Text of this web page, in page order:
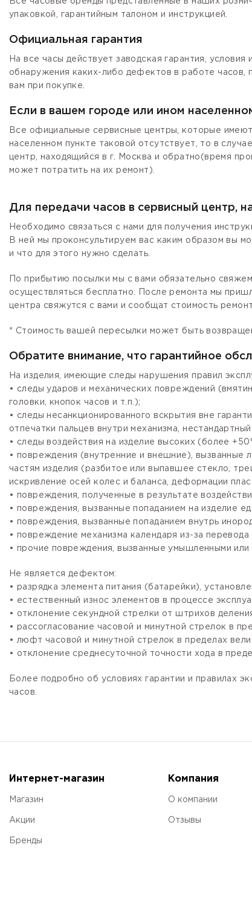
упаковкой, гарантийным талоном и инструкцией.
Официальная гарантия
На все часы действует заводская гарантия,
обнаружения каких-либо дефектов в работе часов,
вам при покупке.
Если в вашем городе или ином
Все официальные сервисные центры, которые
населенном пункте таковой отсутствует, то в
центр, находящийся в г. Москва и обратно(время
может потратить на их ремонт).
Для передачи часов в сервисный центр,
Необходимо связаться с нами для получения
В ней мы проконсультируем вас каким образом вы
и что для этого нужно сделать.
По прибытию посылки мы с вами обязательно
осуществляться бесплатно. После ремонта мы
центра свяжутся с вами и сообщат стоимость
* Стоимость вашей пересылки может быть
Обратите внимание, что гарантийное
На изделия, имеющие следы нарушения правил
• следы ударов и механических повреждений
головки, кнопок часов и т.п.);
• следы несанкционированного вскрытия вне
отпечатки пальцев внутри механизма,
• следы воздействия на изделие высоких (более
• повреждения (внутренние и внешние), вызванные
частям изделия (разбитое или выпавшее стекло,
искривление осей колес и баланса, деформации
• повреждения, полученные в результате
• повреждения, вызванные попаданием на изделие
• повреждения, вызванные попаданием внутрь
• повреждение механизма календаря из-за
• прочие повреждения, вызванные умышленными
Не является дефектом:
• разрядка элемента питания (батарейки),
• естественный износ элементов в процессе
• отклонение секундной стрелки от штрихов
• рассогласование часовой и минутной стрелок в
• люфт часовой и минутной стрелок в пределах
• отклонение среднесуточной точности хода в
Более подробно об условиях гарантии и правилах
часов.
Интернет-магазин
Магазин
Акции
Бренды
Компания
О компании
Отзывы